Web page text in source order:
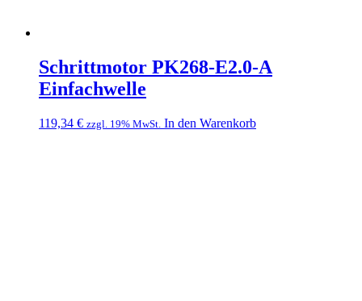
Schrittmotor PK268-E2.0-A
Einfachwelle
119,34 € zzgl. 19% MwSt. In den Warenkorb